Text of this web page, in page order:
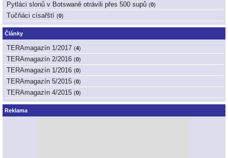
Pytláci slonů v Botswaně otrávili přes 500 supů (0)
Tučňáci císařští (0)
Články
TERAmagazín 1/2017 (4)
TERAmagazín 2/2016 (0)
TERAmagazín 1/2016 (0)
TERAmagazín 5/2015 (0)
TERAmagazín 4/2015 (0)
Reklama